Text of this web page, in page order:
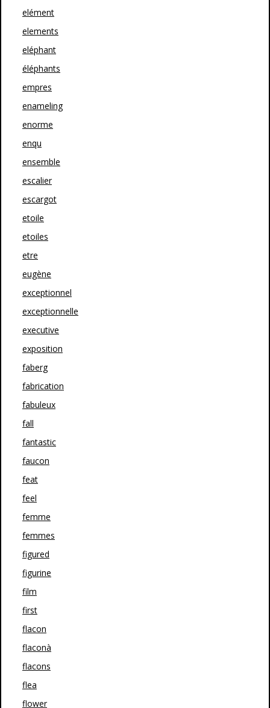
elément
elements
eléphant
éléphants
empres
enameling
enorme
enqu
ensemble
escalier
escargot
etoile
etoiles
etre
eugène
exceptionnel
exceptionnelle
executive
exposition
faberg
fabrication
fabuleux
fall
fantastic
faucon
feat
feel
femme
femmes
figured
figurine
film
first
flacon
flaconà
flacons
flea
flower